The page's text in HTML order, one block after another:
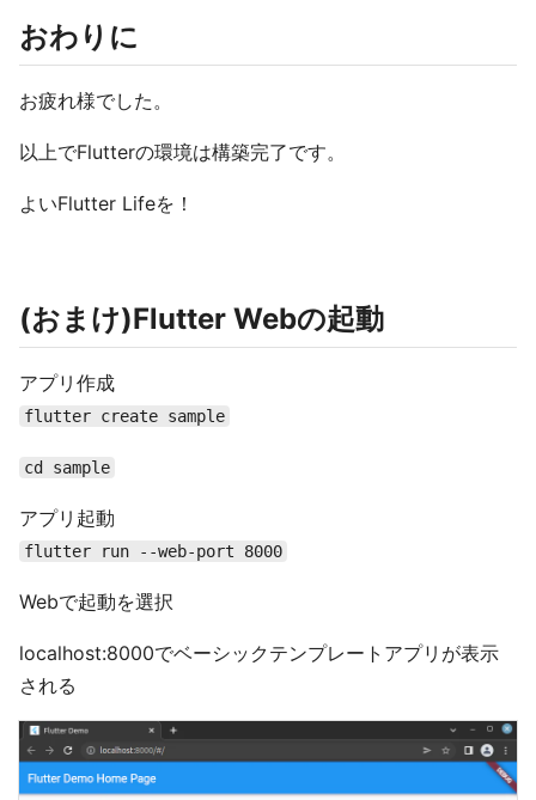
おわりに
お疲れ様でした。
以上でFlutterの環境は構築完了です。
よいFlutter Lifeを！
(おまけ)Flutter Webの起動
アプリ作成
flutter create sample
cd sample
アプリ起動
flutter run --web-port 8000
Webで起動を選択
localhost:8000でベーシックテンプレートアプリが表示
される